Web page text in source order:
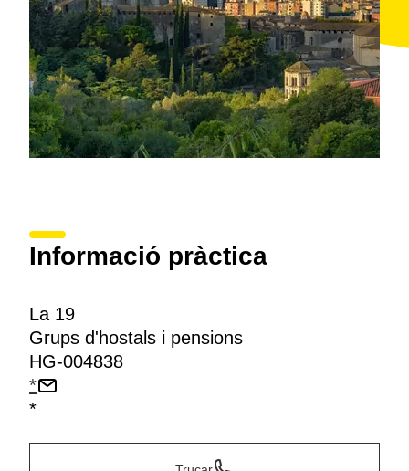
Informació pràctica
La 19
Grups d'hostals i pensions
HG-004838
*
*